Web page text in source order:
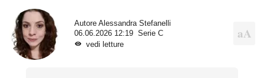
Autore Alessandra Stefanelli
06.06.2026 12:19
Serie C
vedi letture